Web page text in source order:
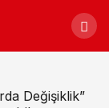
Değişiklik”